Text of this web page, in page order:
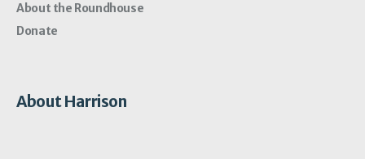
About the Roundhouse
Donate
About Harrison